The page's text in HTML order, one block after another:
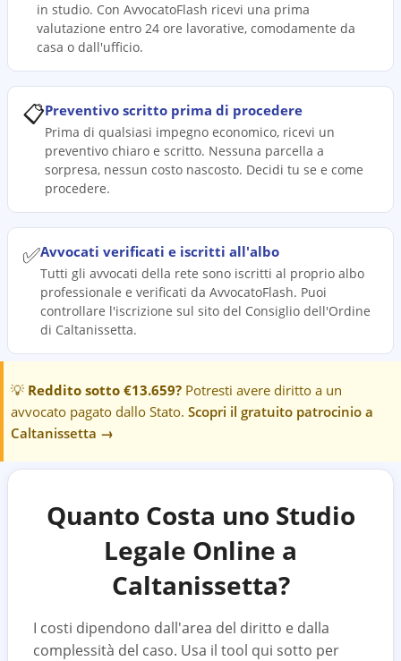
in studio. Con AvvocatoFlash ricevi una prima
valutazione entro 24 ore lavorative, comodamente da
casa o dall'ufficio.
📋Preventivo scritto prima di procedere
Prima di qualsiasi impegno economico, ricevi un
preventivo chiaro e scritto. Nessuna parcella a
sorpresa, nessun costo nascosto. Decidi tu se e come
procedere.
✅Avvocati verificati e iscritti all'albo
Tutti gli avvocati della rete sono iscritti al proprio albo
professionale e verificati da AvvocatoFlash. Puoi
controllare l'iscrizione sul sito del Consiglio dell'Ordine
di Caltanissetta.
💡 Reddito sotto €13.659? Potresti avere diritto a un
avvocato pagato dallo Stato. Scopri il gratuito patrocinio a
Caltanissetta →
Quanto Costa uno Studio
Legale Online a
Caltanissetta?
I costi dipendono dall'area del diritto e dalla
complessità del caso. Usa il tool qui sotto per